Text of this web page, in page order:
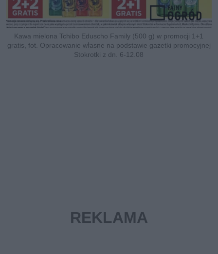
Kawa mielona Tchibo Eduscho Family (500 g) w promocji 1+1
gratis, fot. Opracowanie własne na podstawie gazetki promocyjnej
Stokrotki z dn. 6-12.08